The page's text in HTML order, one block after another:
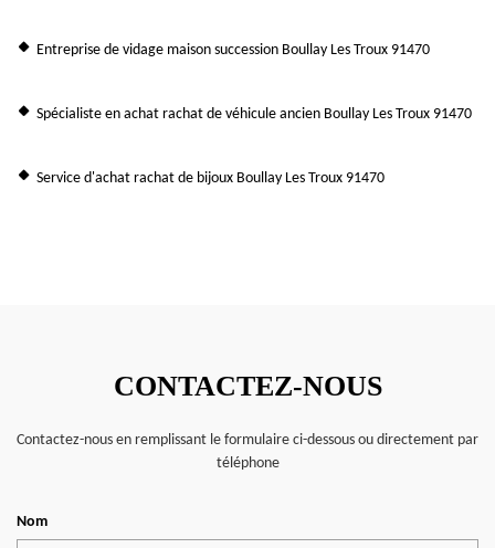
Entreprise de vidage maison succession Boullay Les Troux 91470
Spécialiste en achat rachat de véhicule ancien Boullay Les Troux 91470
Service d'achat rachat de bijoux Boullay Les Troux 91470
CONTACTEZ-NOUS
Contactez-nous en remplissant le formulaire ci-dessous ou directement par
téléphone
Nom